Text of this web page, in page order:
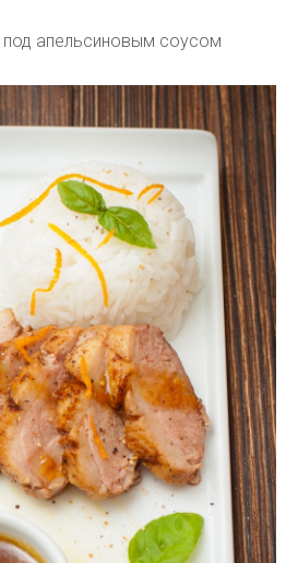
под апельсиновым соусом